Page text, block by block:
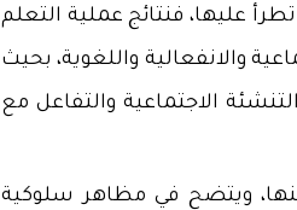
عليها، فنتائج عملية التعلم
والانفعالية واللغوية، بحيث
الاجتماعية والتفاعل مع
ويتضح في مظاهر سلوكية